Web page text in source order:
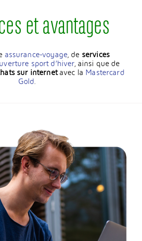
et avantages
assurance-voyage, de services
sport d’hiver, ainsi que de
sur internetavec la Mastercard
Gold.